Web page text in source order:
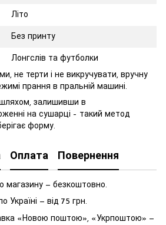
Літо
Без принту
Лонгслів та футболки
не терти і не викручувати, вручну
прання в пральній машині.
залишивши в
на сушарці – такий метод
форму.
Оплата Повернення
магазину — безкоштовно.
— від 75 грн.
«Новою поштою», «Укрпоштою» —